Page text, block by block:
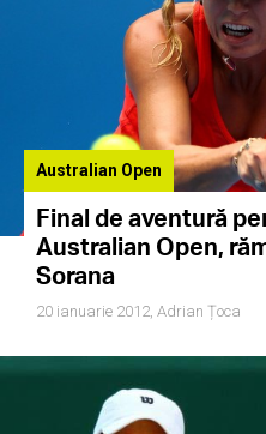
Australian Open
Final de aventură
Australian Open,
Sorana
20 ianuarie 2012, Adrian Țoca